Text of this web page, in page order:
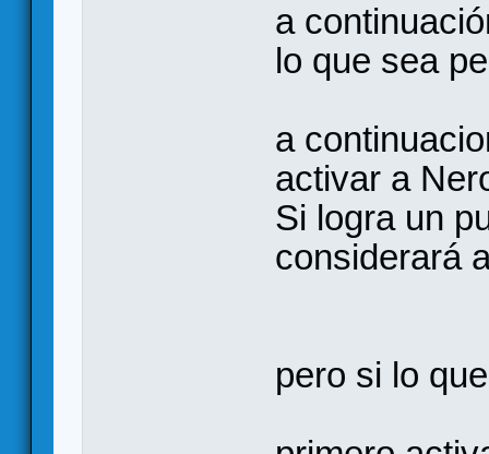
a
lo que sea
a
activar a
Si logra un
considerará
pero si lo